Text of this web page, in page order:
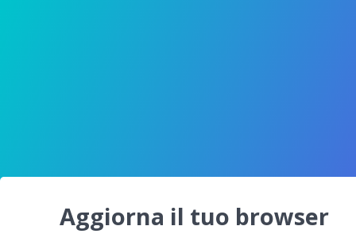
Aggiorna il tuo browser